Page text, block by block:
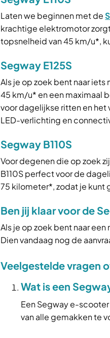
Laten we beginnen met de
krachtige elektromotor
topsnelheid van 45 km/u*,
Segway E125S
Als je op zoek bent naar
45 km/u* en een maximaal
voor dagelijkse ritten en
LED-verlichting en
Segway B110S
Voor degenen die op zoek
B110S perfect voor de
75 kilometer*, zodat je kunt
Ben jij klaar voor de
Als je op zoek bent naar
Dien vandaag nog de
Veelgestelde vragen
Wat is een
Een Segway e-
van alle gemakken te